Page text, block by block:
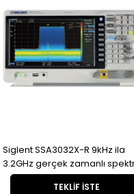
TEKLIF İSTE
Siglent SSA3032X-R 9kHz ila
3.2GHz gerçek zamanlı
analizörleri